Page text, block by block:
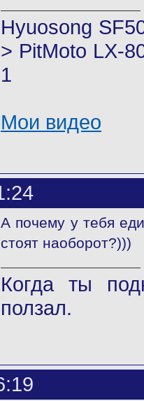
Hyuosong
> PitMoto LX-
1
Мои видео
А почему у тебя
стоят наоборот?)))
Когда ты
ползал.